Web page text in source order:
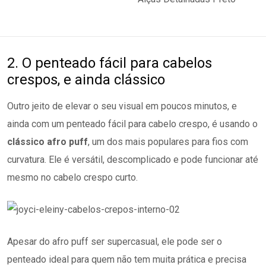
2. O penteado fácil para cabelos
crespos, e ainda clássico
Outro jeito de elevar o seu visual em poucos minutos, e
ainda com um penteado fácil para cabelo crespo, é usando o
clássico afro puff, um dos mais populares para fios com
curvatura. Ele é versátil, descomplicado e pode funcionar até
mesmo no cabelo crespo curto.
Apesar do afro puff ser supercasual, ele pode ser o
penteado ideal para quem não tem muita prática e precisa